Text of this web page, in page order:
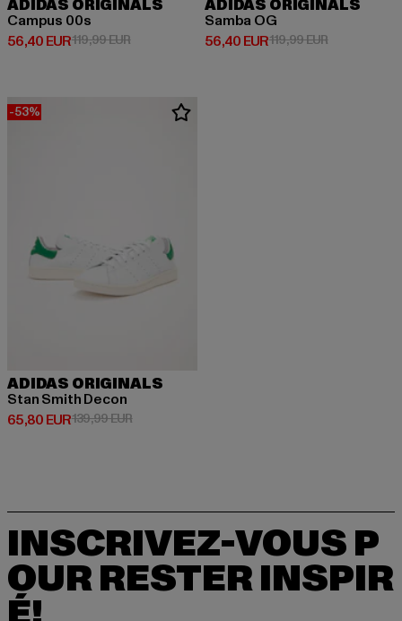
ADIDAS ORIGINALS
Campus 00s
56,40 EUR
Prix courant: 56,40 EUR
119,99 EURPrix en promotion: 119,99 EUR
ADIDAS ORIGINALS
Samba OG
56,40 EUR
Prix courant: 56,40 EUR
119,99 EURPrix en
-53%
ADIDAS ORIGINALS
Stan Smith Decon
65,80 EUR
Prix courant: 65,80 EUR
139,99 EURPrix en promotion: 139,99 EUR
INSCRIVEZ-VOUS P
OUR RESTER INSPIR